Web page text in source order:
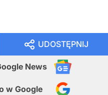
UDOSTĘPNIJ
News
w Google